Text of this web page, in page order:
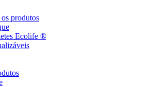
produtos
Ecolife ®